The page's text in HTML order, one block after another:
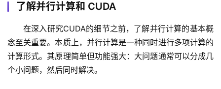
了解并行计算和 CUDA
在深入研究CUDA的细节之前，了解并行计算的基本概
念至关重要。本质上，并行计算是一种同时进行多项计算的
计算形式。其原理简单但功能强大：大问题通常可以分成几
个小问题，然后同时解决。